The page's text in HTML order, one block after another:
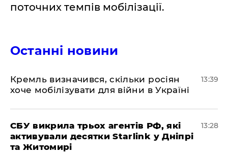
поточних темпів мобілізації.
Останні новини
Кремль визначився, скільки росіян
хоче мобілізувати для війни в Україні
13:39
СБУ викрила трьох агентів РФ, які
активували десятки Starlink у Дніпрі
та Житомирі
13:28